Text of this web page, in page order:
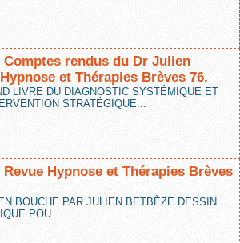
rendus du Dr Julien
et Thérapies Brèves 76.
LIVRE DU DIAGNOSTIC SYSTÉMIQUE ET
STRATÉGIQUE...
Hypnose et Thérapies Brèves
BOUCHE PAR JULIEN BETBÈZE DESSIN
POU...